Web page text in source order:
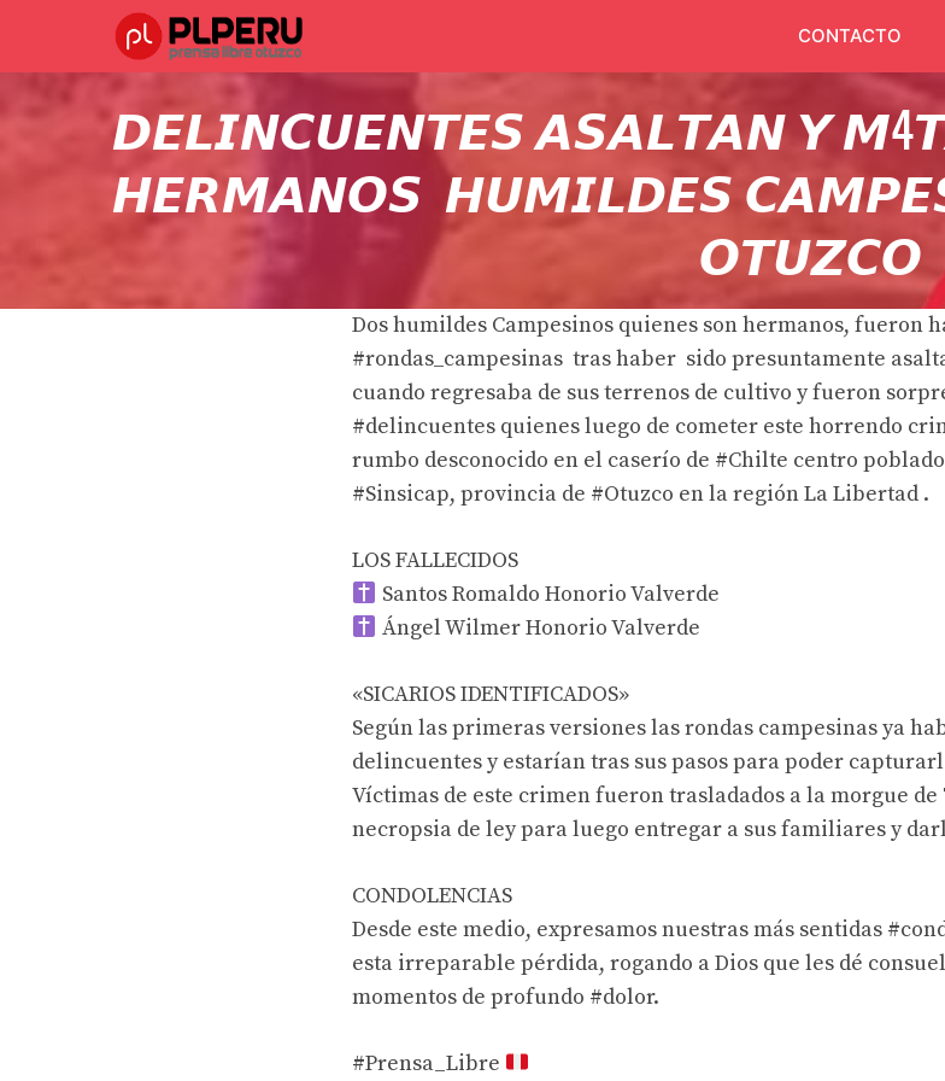
contenido
CONTACTO
𝘿𝙀𝙇𝙄𝙉𝘾𝙐𝙀𝙉𝙏𝙀𝙎 𝘼𝙎𝘼𝙇𝙏𝘼𝙉 𝙔
𝙃𝙀𝙍𝙈𝘼𝙉𝙊𝙎 𝙃𝙐𝙈𝙄𝙇𝘿𝙀𝙎
𝙊𝙏𝙐𝙕𝘾𝙊
Dos humildes Campesinos quienes son hermanos, fueron
#rondas_campesinas tras haber sido presuntamente
cuando regresaba de sus terrenos de cultivo y fueron
#delincuentes quienes luego de cometer este horrendo
rumbo desconocido en el caserío de #Chilte centro
#Sinsicap, provincia de #Otuzco en la región La Libertad .
LOS FALLECIDOS
Santos Romaldo Honorio Valverde
Ángel Wilmer Honorio Valverde
«SICARIOS IDENTIFICADOS»
Según las primeras versiones las rondas campesinas ya
delincuentes y estarían tras sus pasos para poder
Víctimas de este crimen fueron trasladados a la morgue
necropsia de ley para luego entregar a sus familiares y
CONDOLENCIAS
Desde este medio, expresamos nuestras más sentidas
esta irreparable pérdida, rogando a Dios que les dé
momentos de profundo #dolor.
#Prensa_Libre